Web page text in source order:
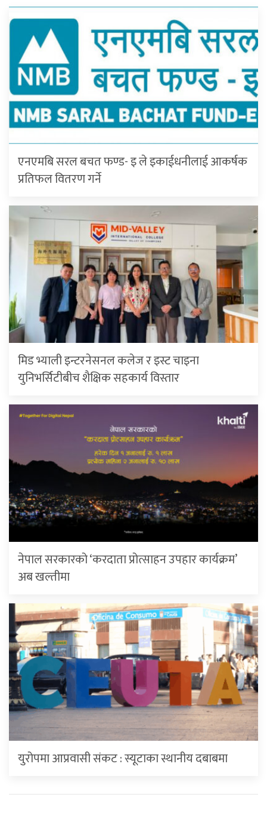
एनएमबि सरल बचत फण्ड- इ ले इकाईधनीलाई आकर्षक
प्रतिफल वितरण गर्ने
मिड भ्याली इन्टरनेसनल कलेज र इस्ट चाइना
युनिभर्सिटीबीच शैक्षिक सहकार्य विस्तार
नेपाल सरकारको ‘करदाता प्रोत्साहन उपहार कार्यक्रम’
अब खल्तीमा
युरोपमा आप्रवासी संकट : स्यूटाका स्थानीय दबाबमा